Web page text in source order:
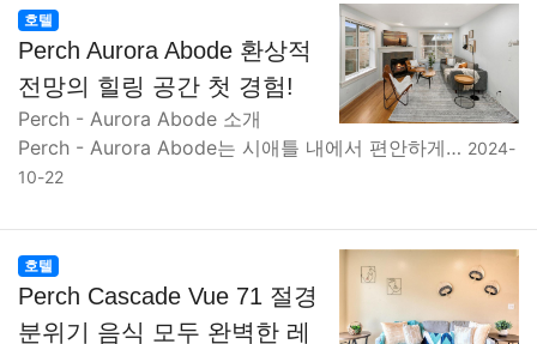
호텔
Perch Aurora Abode 환상적
전망의 힐링 공간 첫 경험!
Perch - Aurora Abode 소개
Perch - Aurora Abode는 시애틀 내에서 편안하게… 2024-
10-22
호텔
Perch Cascade Vue 71 절경
분위기 음식 모두 완벽한 레